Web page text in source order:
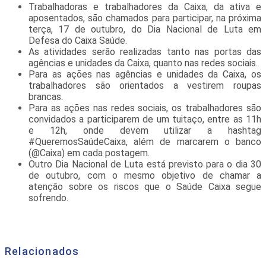
Trabalhadoras e trabalhadores da Caixa, da ativa e
aposentados, são chamados para participar, na próxima
terça, 17 de outubro, do Dia Nacional de Luta em
Defesa do Caixa Saúde.
As atividades serão realizadas tanto nas portas das
agências e unidades da Caixa, quanto nas redes sociais.
Para as ações nas agências e unidades da Caixa, os
trabalhadores são orientados a vestirem roupas
brancas.
Para as ações nas redes sociais, os trabalhadores são
convidados a participarem de um tuitaço, entre as 11h
e 12h, onde devem utilizar a hashtag
#QueremosSaúdeCaixa, além de marcarem o banco
(@Caixa) em cada postagem.
Outro Dia Nacional de Luta está previsto para o dia 30
de outubro, com o mesmo objetivo de chamar a
atenção sobre os riscos que o Saúde Caixa segue
sofrendo.
Relacionados